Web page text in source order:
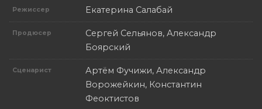
Режиссер Екатерина Салабай
Продюсер
Сергей Сельянов, Александр
Боярский
Сценарист
Артём Фучижи, Александр
Ворожейкин, Константин
Феоктистов